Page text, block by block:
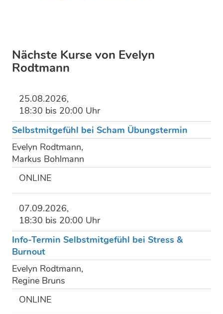
Nächste Kurse von Evelyn
Rodtmann
25.08.2026,
18:30 bis 20:00 Uhr
Selbstmitgefühl bei Scham Übungstermin
Evelyn Rodtmann,
Markus Bohlmann
ONLINE
07.09.2026,
18:30 bis 20:00 Uhr
Info-Termin Selbstmitgefühl bei Stress &
Burnout
Evelyn Rodtmann,
Regine Bruns
ONLINE